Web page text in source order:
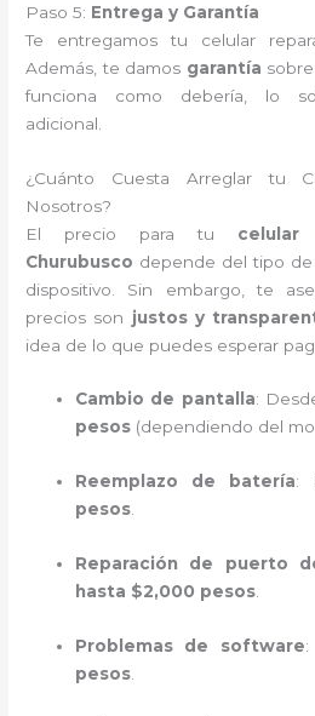
Paso 5: Entrega y Garantía
Te entregamos tu celular
Además, te damos garantía
funciona como debería, lo
adicional.
¿Cuánto Cuesta Arreglar tu
Nosotros?
El precio para tu
Churubusco depende del tipo
dispositivo. Sin embargo, te
precios son justos y
idea de lo que puedes esperar
Cambio de pantalla:
pesos (dependiendo del
Reemplazo de batería:
pesos.
Reparación de puerto
hasta $2,000 pesos
Problemas de software
pesos